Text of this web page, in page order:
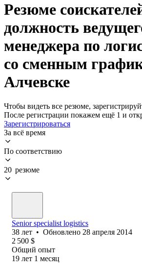
Резюме
должность
менеджера по
со сменным
Алчевске
Чтобы видеть все резюме,
После регистрации покажем ещё 1 и
Зарегистрироваться
За всё время
По соответствию
20 резюме
Senior specialist logistics
38 лет • Обновлено 28 апреля 2014
2 500 $
Общий опыт
19 лет 1 месяц